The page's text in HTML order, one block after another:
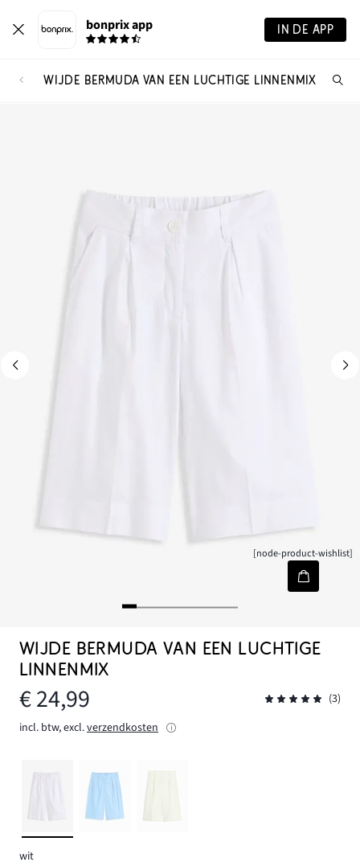
bonprix app IN DE APP
WIJDE BERMUDA VAN EEN LUCHTIGE LINNENMIX
[node-product-wishlist]
WIJDE BERMUDA VAN EEN LUCHTIGE
LINNENMIX
€ 24,99
(3)
incl. btw, excl.verzendkosten
wit